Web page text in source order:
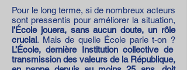
Pour le long terme, si de nombreux acteurs
sont pressentis pour améliorer la situation,
l’École jouera, sans aucun doute, un rôle
crucial. Mais de quelle École parle t-on ?
L’École, dernière Institution collective de
transmission des valeurs de la République,